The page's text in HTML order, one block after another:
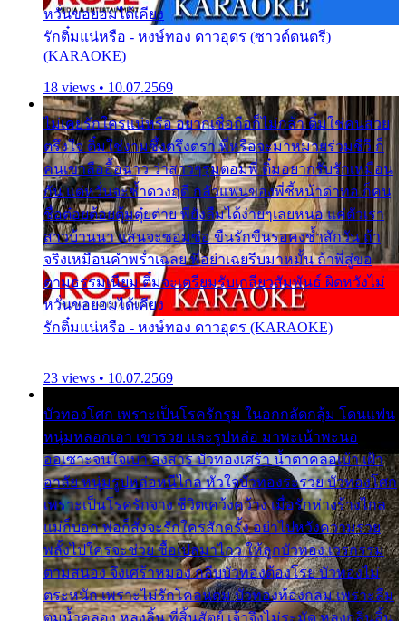
หวั่นขอยอมได้เคียง
รักติ๋มแน่หรือ - หงษ์ทอง ดาวอุดร (ซาวด์ดนตรี)
(KARAOKE)
18 views • 10.07.2569
ไม่เคยรักใครแน่หรือ อยากเชื่อถือก็ไม่กล้า ติ๋มใช่คนสวย
ตรึงใจ ติ๋มใช่งามซึ้งตรึงตรา พี่หรือจะมาหมายร่วมชีวี ก็
คนเขาลืออื้อฉาว ว่าสาวๆรุมตอมพี่ ติ๋มอยากรับรักเหมือน
กัน แต่หวั่นจะช้ำดวงฤดี กลัวแฟนของพี่ชี้หน้าด่าทอ ก็คน
ชื่อต๋อยต้อยตุ้มตุ๋ยต่าย พี่ยังลืมได้ง่ายๆเลยหนอ แค่ตัวเรา
สาวบ้านนา แสนจะซอมซ่อ ขืนรักขืนรอคงช้ำสักวัน ถ้า
จริงเหมือนคำพร่ำเฉลย พี่อย่าเฉยรีบมาหมั้น ถ้าพี่สู่ขอ
ตามธรรมเนียม ติ๋มจะเตรียมรับเกลียวสัมพันธ์ ผิดหวังไม่
หวั่นขอยอมได้เคียง
รักติ๋มแน่หรือ - หงษ์ทอง ดาวอุดร (KARAOKE)
23 views • 10.07.2569
บัวทองโศก เพราะเป็นโรครักรุม ในอกกลัดกลุ้ม โดนแฟน
หนุ่มหลอกเอา เขารวย และรูปหล่อ มาพะเน้าพะนอ
ออเซาะจนใจเบา สงสาร บัวทองเศร้า น้ำตาคลอเบ้า เฝ้า
อาลัย หนุ่มรูปหล่อหนีไกล หัวใจบัวทองระรวย บัวทองโศก
เพราะเป็นโรครักจาง ชีวิตเคว้งคว้าง เมื่อรักห่างร้างไกล
แม่ก็บอก พ่อก็สั่งจะรักใครสักครั้ง อย่าไปหวังความรวย
พลั้งไปใครจะช่วย ซื้อเปลมาไกว ให้ลูกบัวทอง เวรกรรม
ตามสนอง จึงเศร้าหมอง กลีบบัวทองต้องโรย บัวทองไม่
ตระหนัก เพราะไม่รักโคลนตม บัวทองท้องกลม เพราะลืม
ตมน้ำคลอง หลงลิ้น ที่สิ้นสัตย์ เจ้าจึงไม่ระมัด หลงกลิ่นลิ้น